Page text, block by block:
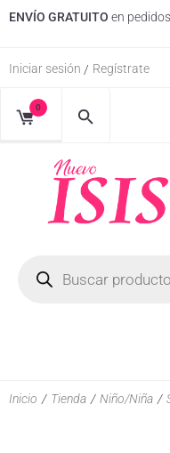
ENVÍO GRATUITO en
Iniciar sesión / Regístrate
0
Inicio / Tienda / Niño/Niña /